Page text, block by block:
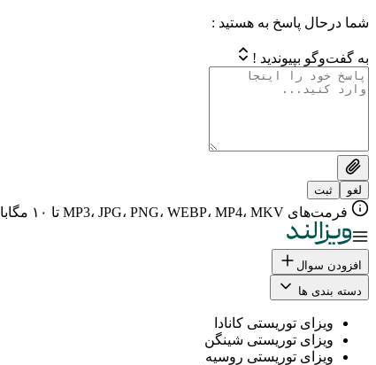
شما درحال پاسخ به هستید :
به گفت‌وگو بپیوندید !
لغو ثبت
فرمت‌های MP3، JPG، PNG، WEBP، MP4، MKV تا ۱۰ مگابایت
افزودن سوال
دسته بندی ها
ویزای توریستی کانادا
ویزای توریستی شینگن
ویزای توریستی روسیه